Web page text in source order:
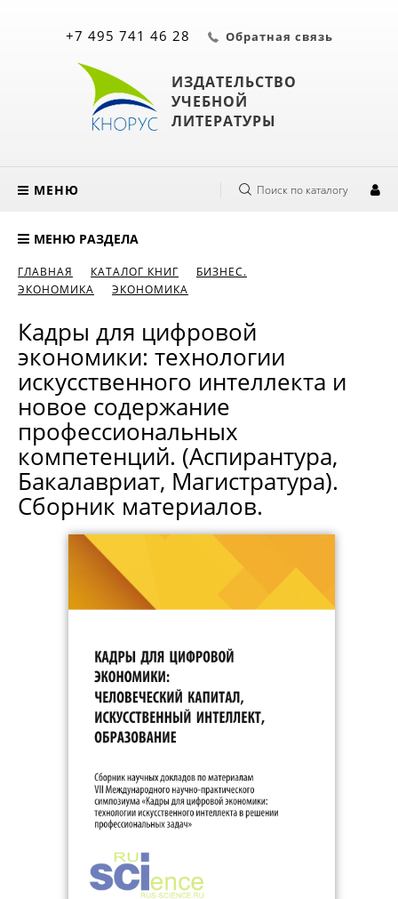
ИЗДАТЕЛЬСТВО
УЧЕБНОЙ
ЛИТЕРАТУРЫ
+7 495 741 46 28 Обратная связь
МЕНЮ Поиск по каталогу
МЕНЮ РАЗДЕЛА
ГЛАВНАЯ КАТАЛОГ КНИГ
БИЗНЕС.
ЭКОНОМИКА
ЭКОНОМИКА
Кадры для цифровой
экономики: технологии
искусственного интеллекта и
новое содержание
профессиональных
компетенций. (Аспирантура,
Бакалавриат, Магистратура).
Сборник материалов.